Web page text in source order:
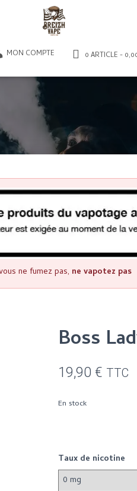
MON COMPTE 0 ARTICLE
ne fumez pas, ne vapotez pas
Boss
19,90 € TTC
En stock
Taux de nicotine